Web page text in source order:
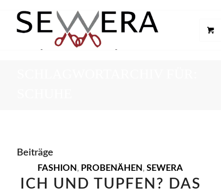
Beiträge
FASHION , PROBENÄHEN ,SEWERA
ICH UND TUPFEN? DAS